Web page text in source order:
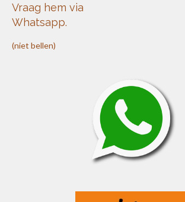
Vraag hem via
Whatsapp.
(niet bellen)